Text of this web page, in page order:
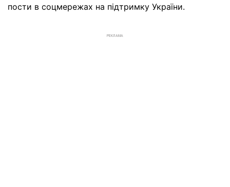
пости в соцмережах на підтримку України.
РЕКЛАМА